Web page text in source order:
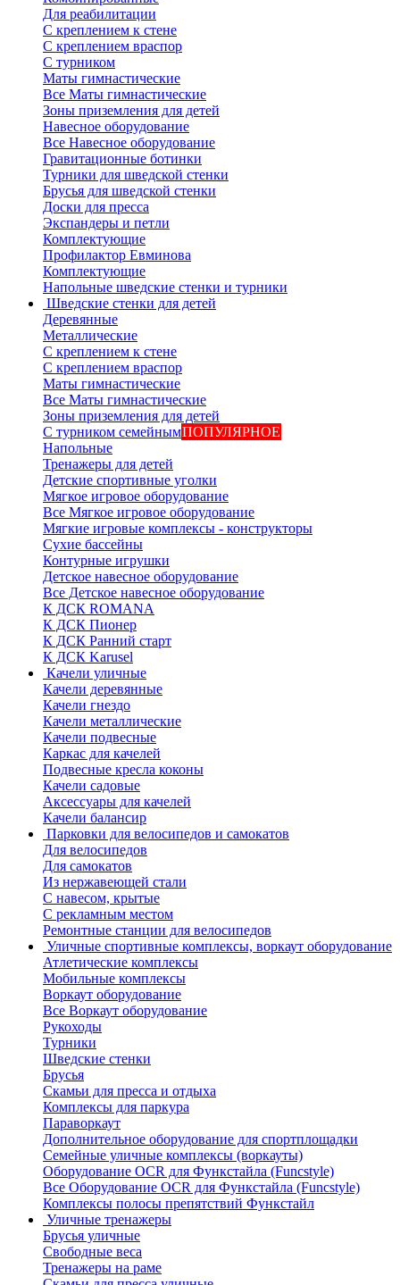
Для реабилитации
С креплением к стене
С креплением враспор
С турником
Маты гимнастические
Все Маты гимнастические
Зоны приземления для детей
Навесное оборудование
Все Навесное оборудование
Гравитационные ботинки
Турники для шведской стенки
Брусья для шведской стенки
Доски для пресса
Экспандеры и петли
Комплектующие
Профилактор Евминова
Комплектующие
Напольные шведские стенки и турники
Шведские стенки для детей
Деревянные
Металлические
С креплением к стене
С креплением враспор
Маты гимнастические
Все Маты гимнастические
Зоны приземления для детей
С турником семейнымПОПУЛЯРНОЕ
Напольные
Тренажеры для детей
Детские спортивные уголки
Мягкое игровое оборудование
Все Мягкое игровое оборудование
Мягкие игровые комплексы - конструкторы
Сухие бассейны
Контурные игрушки
Детское навесное оборудование
Все Детское навесное оборудование
К ДСК ROMANA
К ДСК Пионер
К ДСК Ранний старт
К ДСК Karusel
Качели уличные
Качели деревянные
Качели гнездо
Качели металлические
Качели подвесные
Каркас для качелей
Подвесные кресла коконы
Качели садовые
Аксессуары для качелей
Качели балансир
Парковки для велосипедов и самокатов
Для велосипедов
Для самокатов
Из нержавеющей стали
С навесом, крытые
С рекламным местом
Ремонтные станции для велосипедов
Уличные спортивные комплексы, воркаут оборудование
Атлетические комплексы
Мобильные комплексы
Воркаут оборудование
Все Воркаут оборудование
Рукоходы
Турники
Шведские стенки
Брусья
Скамьи для пресса и отдыха
Комплексы для паркура
Параворкаут
Дополнительное оборудование для спортплощадки
Семейные уличные комплексы (воркауты)
Оборудование OCR для Функстайла (Funcstyle)
Все Оборудование OCR для Функстайла (Funcstyle)
Комплексы полосы препятствий Функстайл
Уличные тренажеры
Брусья уличные
Свободные веса
Тренажеры на раме